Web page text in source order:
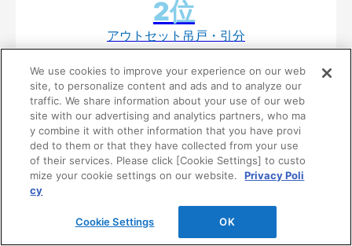
アウトセット吊戸・引分
巾広引戸・片引
折戸ドア(錠付タイプ)
We use cookies to improve your experience on our web
site, to personalize content and ads and to analyze our
traffic. We share information about your use of our web
site with our advertising and analytics partners, who ma
y combine it with other information that you have provi
ded to them or that they have collected from your use
of their services. Please click [Cookie Settings] to custo
mize your cookie settings on our website.
Privacy Poli
cy
Cookie Settings OK